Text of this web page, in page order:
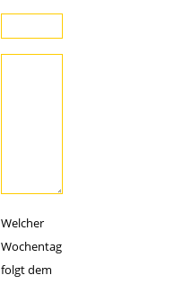
Welcher
Wochentag
folgt dem